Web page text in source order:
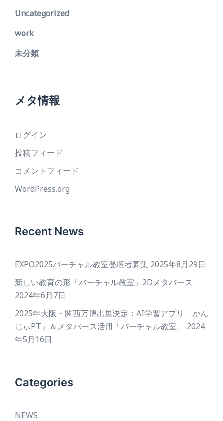
Uncategorized
work
未分類
メタ情報
ログイン
投稿フィード
コメントフィード
WordPress.org
Recent News
EXPO2025バーチャル教室登壇者募集 2025年8月29日
新しい教育の形「バーチャル教室」2Dメタバース
2024年6月7日
2025年大阪・関西万博出展決定：AI学習アプリ「かん
じぃPT」＆メタバース活用「バーチャル教室」
2024
年5月16日
Categories
NEWS